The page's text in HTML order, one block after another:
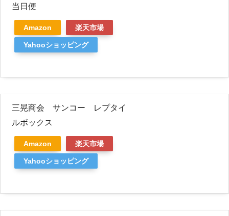
当日便
Amazon 楽天市場
Yahooショッピング
三晃商会 サンコー レプタイ
ルボックス
Amazon 楽天市場
Yahooショッピング